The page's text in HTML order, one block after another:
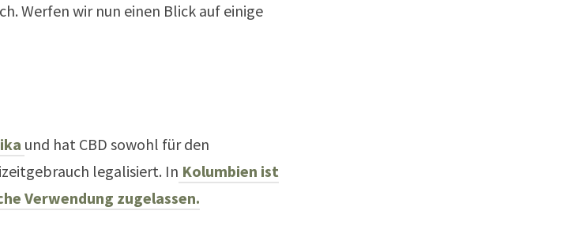
Werfen wir nun einen Blick auf einige
und hat CBD sowohl für den
legalisiert. In Kolumbien ist
Verwendung zugelassen.